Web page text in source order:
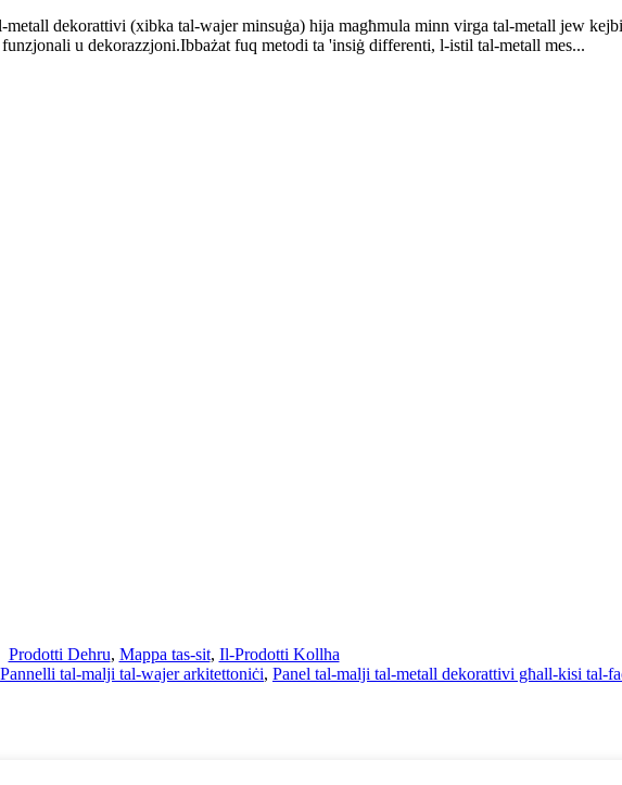
dekorattivi (xibka tal-wajer minsuġa) hija magħmula minn virga tal-metall jew
u dekorazzjoni.Ibbażat fuq metodi ta 'insiġ differenti, l-istil tal-metall mes...
Prodotti Dehru, Mappa tas-sit, Il-Prodotti Kollha
Pannelli tal-malji tal-wajer arkitettoniċi, Panel tal-malji tal-metall dekorattivi għall-kisi tal-